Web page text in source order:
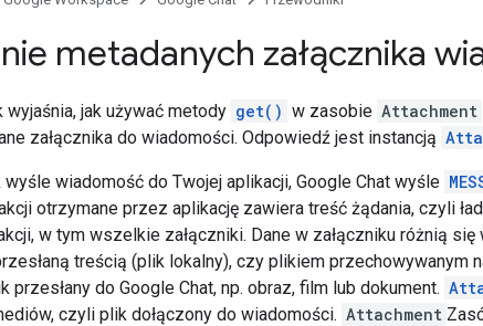
metadanych załącznika
wyjaśnia, jak używać metody get() w zasobie Attachment
załącznika do wiadomości. Odpowiedź jest instancją
wyśle wiadomość do Twojej aplikacji, Google Chat wyśle
otrzymane przez aplikację zawiera treść żądania, czyli
w tym wszelkie załączniki. Dane w załączniku różnią
treścią (plik lokalny), czy plikiem przechowywanym
przesłany do Google Chat, np. obraz, film lub dokument.
czyli plik dołączony do wiadomości. Attachment